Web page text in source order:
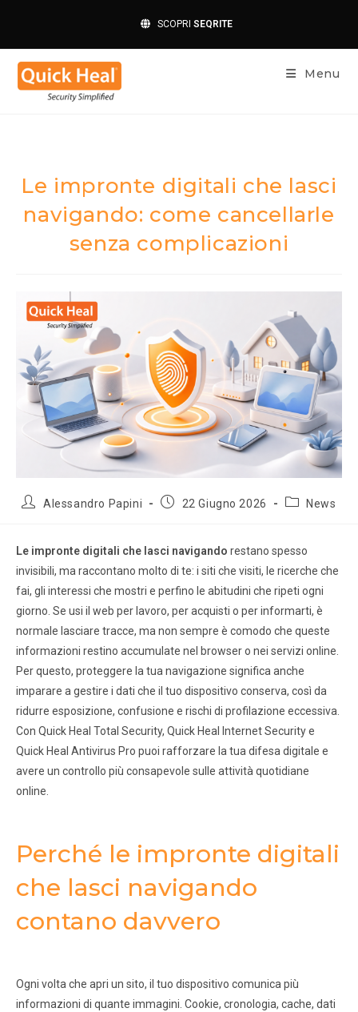
SCOPRI SEQRITE
Menu
Le impronte digitali che lasci
navigando: come cancellarle
senza complicazioni
Alessandro Papini 22 Giugno 2026 News
Le impronte digitali che lasci navigando restano spesso
invisibili, ma raccontano molto di te: i siti che visiti, le ricerche che
fai, gli interessi che mostri e perfino le abitudini che ripeti ogni
giorno. Se usi il web per lavoro, per acquisti o per informarti, è
normale lasciare tracce, ma non sempre è comodo che queste
informazioni restino accumulate nel browser o nei servizi online.
Per questo, proteggere la tua navigazione significa anche
imparare a gestire i dati che il tuo dispositivo conserva, così da
ridurre esposizione, confusione e rischi di profilazione eccessiva.
Con Quick Heal Total Security, Quick Heal Internet Security e
Quick Heal Antivirus Pro puoi rafforzare la tua difesa digitale e
avere un controllo più consapevole sulle attività quotidiane
online.
Perché le impronte digitali
che lasci navigando
contano davvero
Ogni volta che apri un sito, il tuo dispositivo comunica più
informazioni di quante immagini. Cookie, cronologia, cache, dati